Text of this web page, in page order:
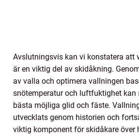
Avslutningsvis kan vi konstatera att
är en viktig del av skidåkning.
av valla och optimera vallningen
snötemperatur och luftfuktighet kan
bästa möjliga glid och fäste.
utvecklats genom historien och
viktig komponent för skidåkare över